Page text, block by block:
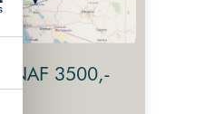
VANAF 3500,-